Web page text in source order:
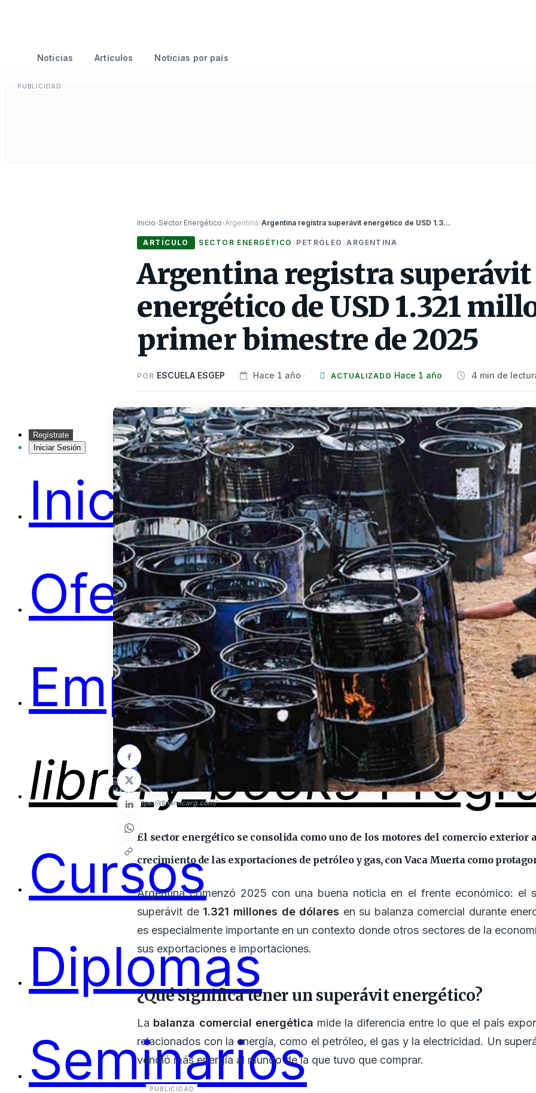
Regístrate
Iniciar Sesión
Inicio
Ofertas
Empleos
library_books
Cursos
Diplomas
Seminarios
Noticias Artículos Noticias por país
Inicio›Sector Energético›Argentina› Argentina registra superávit energético de USD 1.321 millones en el primer bimestre de 2025
ARTÍCULO › SECTOR ENERGÉTICO › PETRÓLEO ›ARGENTINA
Argentina registra superávit
energético de USD 1.321
primer bimestre de 2025
POR ESCUELA ESGEP Hace 1 año · ACTUALIZADO Hace 1 año 4 min de
Foto: https://dinamicarg.com/
El sector energético se consolida como uno de los motores del comercio
crecimiento de las exportaciones de petróleo y gas, con Vaca Muerta como
Argentina comenzó 2025 con una buena noticia en el frente económico: el
superávit de 1.321 millones de dólares en su balanza comercial durante
es especialmente importante en un contexto donde otros sectores de la
sus exportaciones e importaciones.
¿Qué significa tener un superávit energético?
La balanza comercial energética mide la diferencia entre lo que el país
relacionados con la energía, como el petróleo, el gas y la electricidad. Un
vendió más energía al mundo de la que tuvo que comprar.